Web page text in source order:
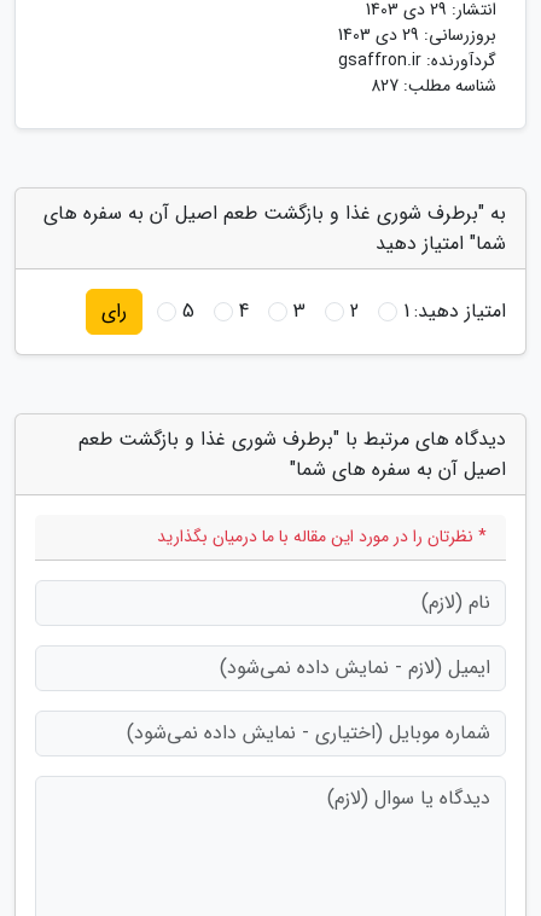
انتشار: 29 دی 1403
بروزرسانی: 29 دی 1403
گردآورنده: gsaffron.ir
شناسه مطلب: 827
به "برطرف شوری غذا و بازگشت طعم اصیل آن به سفره های
شما" امتیاز دهید
امتیاز دهید:1
2
3
4
5 رای
دیدگاه های مرتبط با "برطرف شوری غذا و بازگشت طعم
اصیل آن به سفره های شما"
* نظرتان را در مورد این مقاله با ما درمیان بگذارید